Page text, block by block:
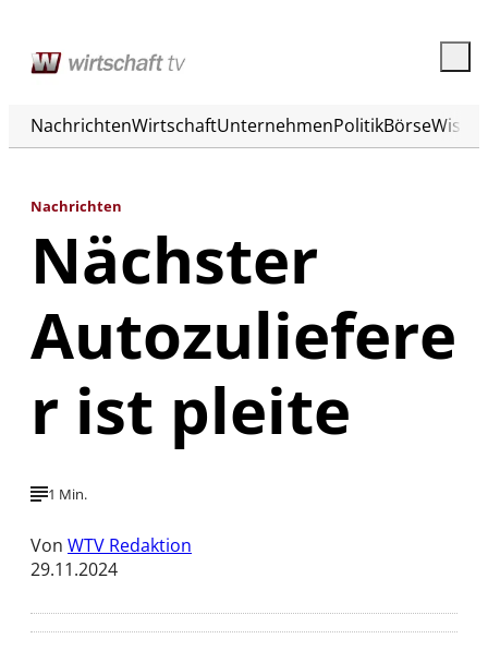
NachrichtenWirtschaftUnternehmenPolitikBörse
Nachrichten
Nächster
Autozuliefere
r ist pleite
1 Min.
Von WTV Redaktion
29.11.2024